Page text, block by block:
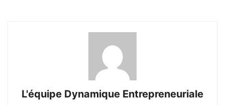
L'équipe Dynamique Entrepreneuriale